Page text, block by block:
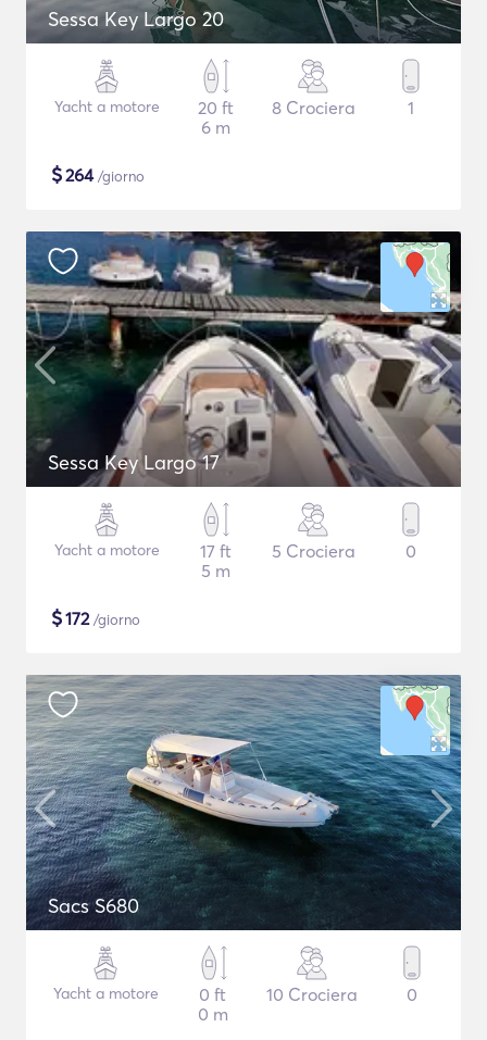
Sessa Key Largo 20
Yacht a motore
20 ft
6 m
8 Crociera 1
$264/giorno
Sessa Key Largo 17
Yacht a motore
17 ft
5 m
5 Crociera 0
$172/giorno
Sacs S680
Yacht a motore
0 ft
0 m
10 Crociera 0